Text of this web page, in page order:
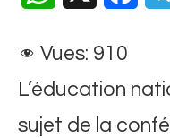
Vues: 910
L’éducation
sujet de la